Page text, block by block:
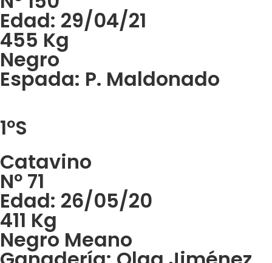
Edad: 29/04/21
455 Kg
Negro
Espada: P. Maldonado
1ºS
Catavino
Nº 71
Edad: 26/05/20
411 Kg
Negro Meano